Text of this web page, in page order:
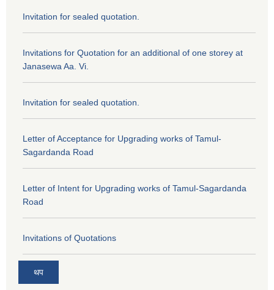
Invitation for sealed quotation.
Invitations for Quotation for an additional of one storey at
Janasewa Aa. Vi.
Invitation for sealed quotation.
Letter of Acceptance for Upgrading works of Tamul-
Sagardanda Road
Letter of Intent for Upgrading works of Tamul-Sagardanda
Road
Invitations of Quotations
थप